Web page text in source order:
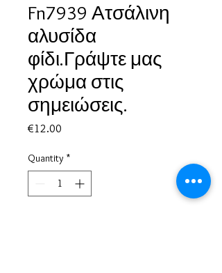
Fn7939 Ατσάλινη
αλυσίδα
φίδι.Γράψτε μας
χρώμα στις
σημειώσεις.
€12.00
Quantity *